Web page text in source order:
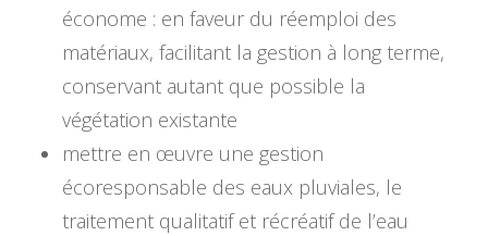
économe : en faveur du réemploi des
matériaux, facilitant la gestion à long terme,
conservant autant que possible la
végétation existante
mettre en œuvre une gestion
écoresponsable des eaux pluviales, le
traitement qualitatif et récréatif de l’eau